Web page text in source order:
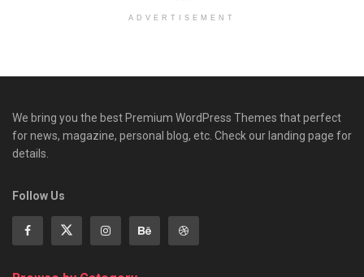
ADVERTISEMENT
We bring you the best Premium WordPress Themes that perfect
for news, magazine, personal blog, etc. Check our landing page for
details.
Follow Us